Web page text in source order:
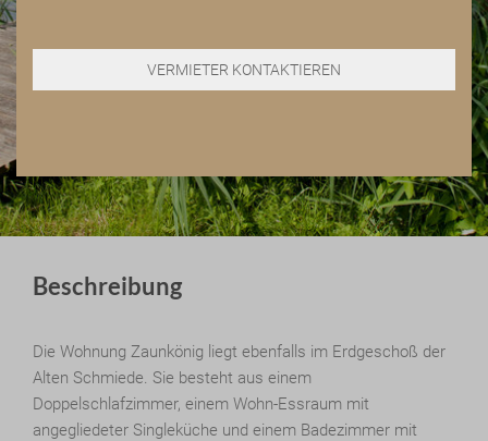
Beschreibung
Die Wohnung Zaunkönig liegt ebenfalls im Erdgeschoß der
Alten Schmiede. Sie besteht aus einem
Doppelschlafzimmer, einem Wohn-Essraum mit
angegliedeter Singleküche und einem Badezimmer mit